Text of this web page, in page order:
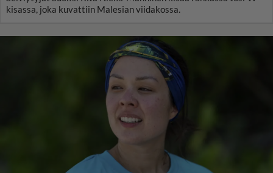
kisassa, joka kuvattiin Malesian viidakossa.